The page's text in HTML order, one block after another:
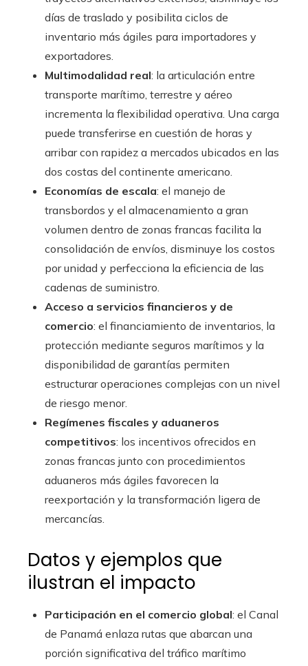
días de traslado y posibilita ciclos de
inventario más ágiles para importadores y
exportadores.
Multimodalidad real: la articulación entre
transporte marítimo, terrestre y aéreo
incrementa la flexibilidad operativa. Una carga
puede transferirse en cuestión de horas y
arribar con rapidez a mercados ubicados en las
dos costas del continente americano.
Economías de escala: el manejo de
transbordos y el almacenamiento a gran
volumen dentro de zonas francas facilita la
consolidación de envíos, disminuye los costos
por unidad y perfecciona la eficiencia de las
cadenas de suministro.
Acceso a servicios financieros y de
comercio: el financiamiento de inventarios, la
protección mediante seguros marítimos y la
disponibilidad de garantías permiten
estructurar operaciones complejas con un nivel
de riesgo menor.
Regímenes fiscales y aduaneros
competitivos: los incentivos ofrecidos en
zonas francas junto con procedimientos
aduaneros más ágiles favorecen la
reexportación y la transformación ligera de
mercancías.
Datos y ejemplos que
ilustran el impacto
Participación en el comercio global: el Canal
de Panamá enlaza rutas que abarcan una
porción significativa del tráfico marítimo